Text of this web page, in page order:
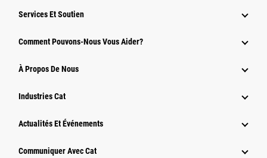
Services Et Soutien
Comment Pouvons-Nous Vous Aider?
À Propos De Nous
Industries Cat
Actualités Et Événements
Communiquer Avec Cat